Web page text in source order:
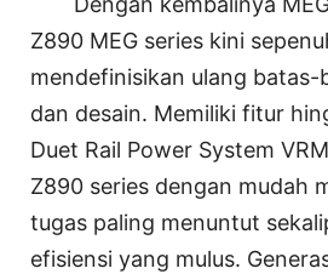
Z890 MEG series kini
mendefinisikan ulang
dan desain. Memiliki fitur
Duet Rail Power System
Z890 series dengan mudah
tugas paling menuntut
efisiensi yang mulus.